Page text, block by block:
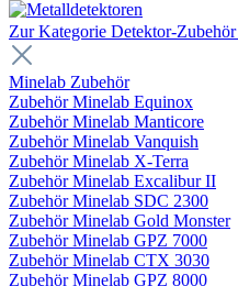
Zur Kategorie Detektor-Zubehör
Minelab Zubehör
Zubehör Minelab Equinox
Zubehör Minelab Manticore
Zubehör Minelab Vanquish
Zubehör Minelab X-Terra
Zubehör Minelab Excalibur II
Zubehör Minelab SDC 2300
Zubehör Minelab Gold Monster
Zubehör Minelab GPZ 7000
Zubehör Minelab CTX 3030
Zubehör Minelab GPZ 8000